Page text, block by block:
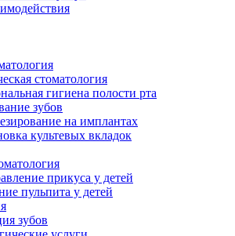
стоматология
гигиена полости рта
зубов
на имплантах
культевых вкладок
прикуса у детей
пульпита у детей
зубов